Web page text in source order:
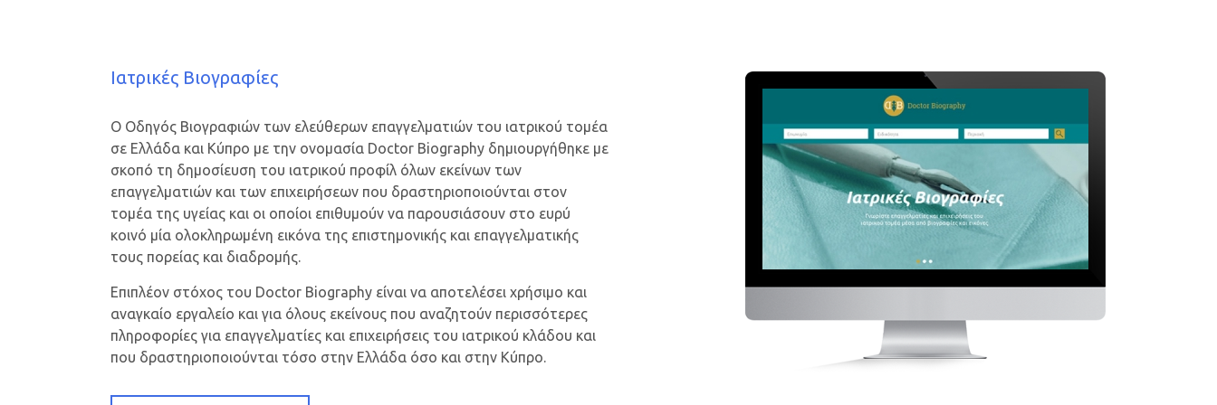
Ιατρικές Βιογραφίες
Ο Οδηγός Βιογραφιών των ελεύθερων επαγγελματιών του ιατρικού τομέα
σε Ελλάδα και Κύπρο με την ονομασία Doctor Biography δημιουργήθηκε με
σκοπό τη δημοσίευση του ιατρικού προφίλ όλων εκείνων των
επαγγελματιών και των επιχειρήσεων που δραστηριοποιούνται στον
τομέα της υγείας και οι οποίοι επιθυμούν να παρουσιάσουν στο ευρύ
κοινό μία ολοκληρωμένη εικόνα της επιστημονικής και επαγγελματικής
τους πορείας και διαδρομής.
Επιπλέον στόχος του Doctor Biography είναι να αποτελέσει χρήσιμο και
αναγκαίο εργαλείο και για όλους εκείνους που αναζητούν περισσότερες
πληροφορίες για επαγγελματίες και επιχειρήσεις του ιατρικού κλάδου και
που δραστηριοποιούνται τόσο στην Ελλάδα όσο και στην Κύπρο.